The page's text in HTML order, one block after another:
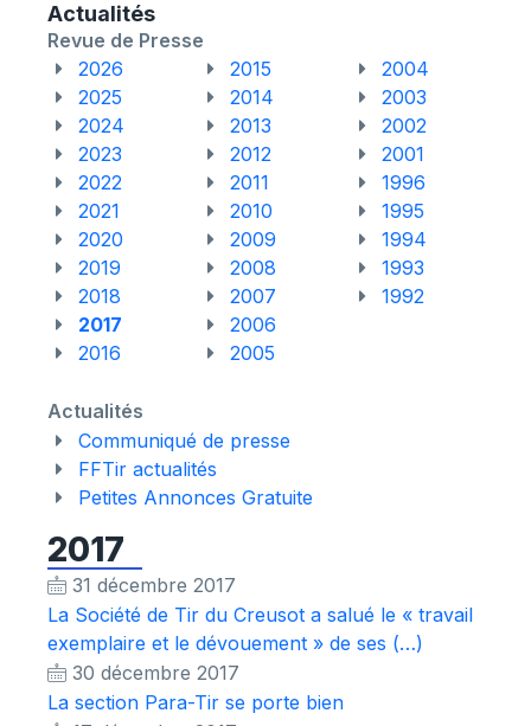
Actualités
Revue de Presse
2026
2025
2024
2023
2022
2021
2020
2019
2018
2017
2016
2015
2014
2013
2012
2011
2010
2009
2008
2007
2006
2005
2004
2003
2002
2001
1996
1995
1994
1993
1992
Actualités
Communiqué de presse
FFTir actualités
Petites Annonces Gratuite
2017
31 décembre 2017
La Société de Tir du Creusot a salué le « travail
exemplaire et le dévouement » de ses (…)
30 décembre 2017
La section Para-Tir se porte bien